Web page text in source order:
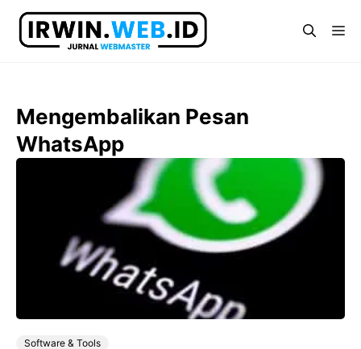
Langsung
Mengembalikan Pesan
WhatsApp
Software & Tools